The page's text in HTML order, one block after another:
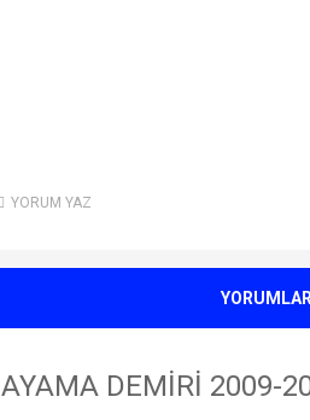
YORUM YAZ
YORUMLAR
DEMİRİ 2009-